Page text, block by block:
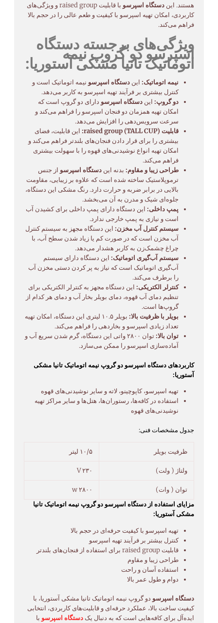
هستند. این دستگاه اسپرسو
با قابلیت raised group و ویژگی‌های
کاربردی، امکان تهیه اسپرسو با کیفیت و طعم عالی را در حجم بالا
فراهم می‌کند.
ویژگی‌های برجسته دستگاه
اسپرسو دو گروپ نیمه
اتوماتیک تانیا مشکی آستوریا:
نیمه اتوماتیک: ایندستگاه اسپرسو نیمه اتوماتیک است و
کنترل بیشتری بر فرآیند تهیه اسپرسو به کاربر می‌دهد.
دو گروپ: ایندستگاه اسپرسو دارای دو گروپ است که
امکان تهیه همزمان دو فنجان اسپرسو را فراهم می‌کند و
سرعت سرویس‌دهی را افزایش می‌دهد.
قابلیت raised group (TALL CUP):
این قابلیت، فضای
بیشتری را برای قرار دادن فنجان‌های بلندتر فراهم می‌کند و
امکان تهیه انواع نوشیدنی‌های قهوه را با سهولت بیشتری
فراهم می‌کند.
طراحی زیبا و مقاوم: بدنه ایندستگاه اسپرسو از جنس
ترموپلاستیک ساخته شده است که علاوه بر زیبایی، مقاومت
بالایی در برابر ضربه و حرارت دارد. رنگ مشکی این دستگاه،
جلوه‌ای شیک و مدرن به آن می‌بخشد.
پمپ داخلی: این دستگاه دارای پمپ داخلی برای کشیدن آب
است و نیازی به پمپ خارجی ندارد.
سیستم کنترل آب مخزن: این دستگاه مجهز به سیستم کنترل
آب مخزن است که در صورت کم یا زیاد شدن سطح آب، با
چراغ چشمک‌زن به کاربر هشدار می‌دهد.
سیستم آب‌گیری اتوماتیک: این دستگاه دارای سیستم
آب‌گیری اتوماتیک است که نیاز به پر کردن دستی مخزن آب
را برطرف می‌کند.
کنترلر الکتریکی: این دستگاه مجهز به کنترلر الکتریکی برای
تنظیم دمای آب قهوه، دمای بویلر بخار آب و دمای هر کدام از
گروپ‌ها است.
بویلر با ظرفیت بالا:
بویلر ۱۰.۵ لیتری این دستگاه، امکان تهیه
تعداد زیادی اسپرسو و بخاردهی را فراهم می‌کند.
توان بالا:
توان ۲۸۰۰ واتی این دستگاه، گرم شدن سریع آب و
آماده‌سازی اسپرسو را ممکن می‌سازد.
کاربردهای دستگاه اسپرسو دو گروپ نیمه اتوماتیک تانیا مشکی
آستوریا:
تهیه اسپرسو، کاپوچینو، لاته و سایر نوشیدنی‌های قهوه
استفاده در کافه‌ها، رستوران‌ها، هتل‌ها و سایر مراکز تهیه
نوشیدنی‌های قهوه
جدول مشخصات فنی:
ظرفیت بویلر ۱۰/۵ لیتر
ولتاژ ( ولت) ۲۳۰ V
توان ( وات)
۲۸۰۰ w
مزایای استفاده از دستگاه اسپرسو دو گروپ نیمه اتوماتیک تانیا
مشکی آستوریا:
تهیه اسپرسو با کیفیت حرفه‌ای در حجم بالا
کنترل بیشتر بر فرآیند تهیه اسپرسو
قابلیت raised group برای استفاده از فنجان‌های بلندتر
طراحی زیبا و مقاوم
استفاده آسان و راحت
دوام و طول عمر بالا
دستگاه اسپرسو دو گروپ نیمه اتوماتیک تانیا مشکی آستوریا، با
کیفیت ساخت بالا، عملکرد حرفه‌ای و قابلیت‌های کاربردی، انتخابی
ایده‌آل برای کافه‌هایی است که به دنبال یک دستگاه اسپرسو با